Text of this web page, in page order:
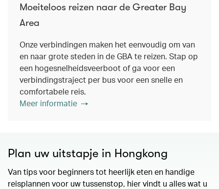
Moeiteloos reizen naar de Greater Bay
Area
Onze verbindingen maken het eenvoudig om van
en naar grote steden in de GBA te reizen. Stap op
een hogesnelheidsveerboot of ga voor een
verbindingstraject per bus voor een snelle en
comfortabele reis.
Meer informatie
Plan uw uitstapje in Hongkong
Van tips voor beginners tot heerlijk eten en handige
reisplannen voor uw tussenstop, hier vindt u alles wat u